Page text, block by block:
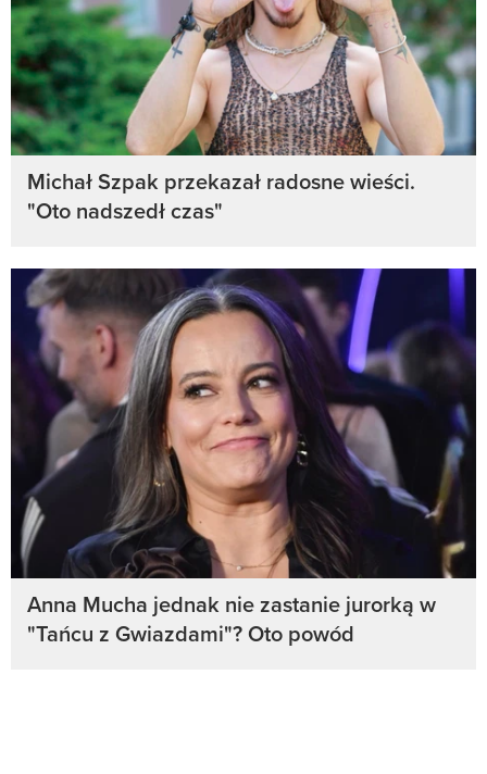
Michał Szpak przekazał radosne wieści.
"Oto nadszedł czas"
Anna Mucha jednak nie zastanie jurorką w
"Tańcu z Gwiazdami"? Oto powód